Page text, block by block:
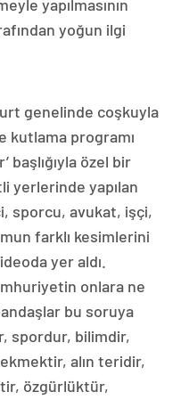
yapılmasının
yoğun ilgi
genelinde coşkuyla
kutlama programı
başlığıyla özel bir
yerlerinde yapılan
sporcu, avukat, işçi,
farklı kesimlerini
yer aldı.
onlara ne
bu soruya
spordur, bilimdir,
alın teridir,
özgürlüktür,